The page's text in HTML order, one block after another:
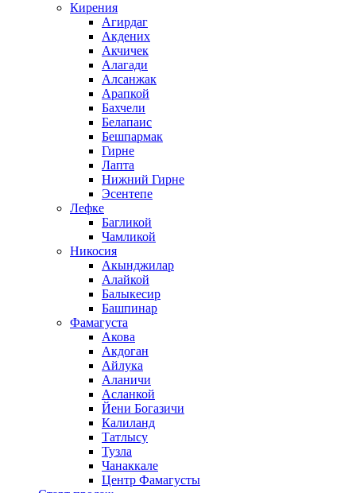
Кирения
Агирдаг
Акдених
Акчичек
Алагади
Алсанжак
Арапкой
Бахчели
Белапаис
Бешпармак
Гирне
Лапта
Нижний Гирне
Эсентепе
Лефке
Багликой
Чамликой
Никосия
Акынджилар
Алайкой
Балыкесир
Башпинар
Фамагуста
Акова
Акдоган
Айлука
Аланичи
Асланкой
Йени Богазичи
Калиланд
Татлысу
Тузла
Чанаккале
Центр Фамагусты